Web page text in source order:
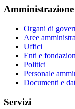
Amministrazione
Organi di
Aree
Uffici
Enti e
Politici
Personale
Documenti e
Servizi